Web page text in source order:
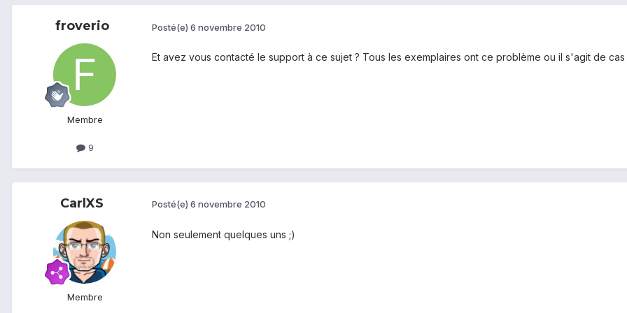
froverio
Membre
9
Posté(e) 6 novembre 2010
Et avez vous contacté le support à ce sujet ? Tous les exemplaires ont ce problème ou il s'agit de cas
CarlXS
Membre
Posté(e) 6 novembre 2010
Non seulement quelques uns ;)